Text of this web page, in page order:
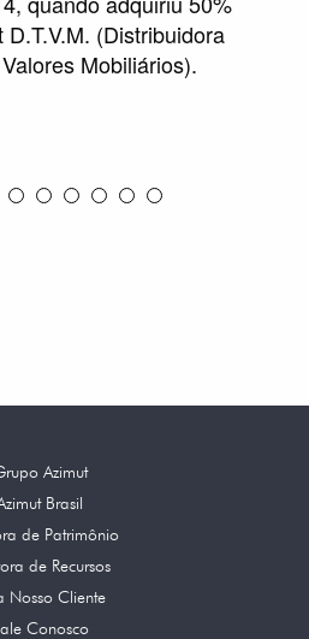
(Distribuidora
Mobiliários).
Azimut
Brasil
de Patrimônio
de Recursos
Nosso Cliente
Conosco